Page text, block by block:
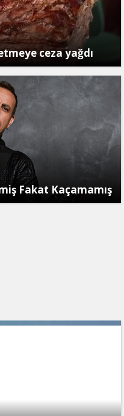
ceza yağdı
Fakat Kaçamamış